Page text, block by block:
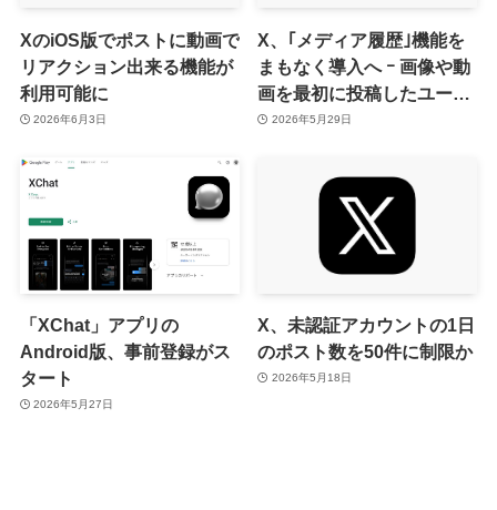
XのiOS版でポストに動画で
リアクション出来る機能が
利用可能に
2026年6月3日
X、｢メディア履歴｣機能を
まもなく導入へ ｰ 画像や動
画を最初に投稿したユーザ
ーが誰かなどを確認可能に
2026年5月29日
「XChat」アプリの
Android版、事前登録がス
タート
2026年5月27日
X、未認証アカウントの1日
のポスト数を50件に制限か
2026年5月18日